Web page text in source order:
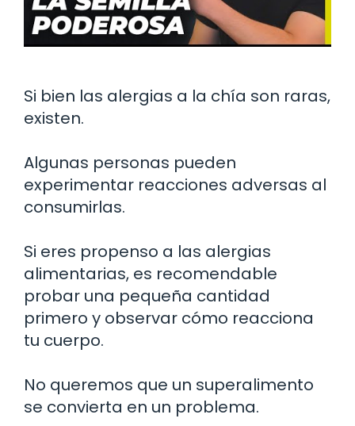
Si bien las alergias a la chía son raras,
existen.
Algunas personas pueden
experimentar reacciones adversas al
consumirlas.
Si eres propenso a las alergias
alimentarias, es recomendable
probar una pequeña cantidad
primero y observar cómo reacciona
tu cuerpo.
No queremos que un superalimento
se convierta en un problema.